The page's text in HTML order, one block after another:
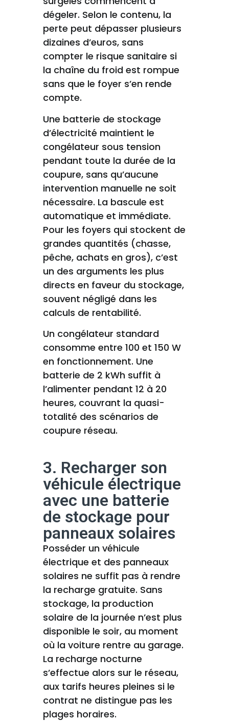
dégeler. Selon le contenu, la
perte peut dépasser plusieurs
dizaines d’euros, sans
compter le risque sanitaire si
la chaîne du froid est rompue
sans que le foyer s’en rende
compte.
Une batterie de stockage
d’électricité maintient le
congélateur sous tension
pendant toute la durée de la
coupure, sans qu’aucune
intervention manuelle ne soit
nécessaire. La bascule est
automatique et immédiate.
Pour les foyers qui stockent de
grandes quantités (chasse,
pêche, achats en gros), c’est
un des arguments les plus
directs en faveur du stockage,
souvent négligé dans les
calculs de rentabilité.
Un congélateur standard
consomme entre 100 et 150 W
en fonctionnement. Une
batterie de 2 kWh suffit à
l’alimenter pendant 12 à 20
heures, couvrant la quasi-
totalité des scénarios de
coupure réseau.
3. Recharger son
véhicule électrique
avec une batterie
de stockage pour
panneaux solaires
Posséder un véhicule
électrique et des panneaux
solaires ne suffit pas à rendre
la recharge gratuite. Sans
stockage, la production
solaire de la journée n’est plus
disponible le soir, au moment
où la voiture rentre au garage.
La recharge nocturne
s’effectue alors sur le réseau,
aux tarifs heures pleines si le
contrat ne distingue pas les
plages horaires.